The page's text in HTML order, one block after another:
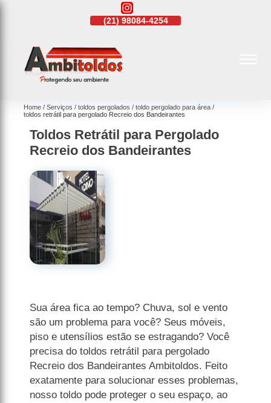
(21)98084-4254
Home Serviços toldos pergolados
toldo pergolado para área
toldos retrátil para pergolado Recreio dos Bandeirantes
Toldos Retrátil para Pergolado
Recreio dos Bandeirantes
Sua área fica ao tempo? Chuva, sol e vento
são um problema para você? Seus móveis,
piso e utensílios estão se estragando? Você
precisa do toldos retrátil para pergolado
Recreio dos Bandeirantes Ambitoldos. Feito
exatamente para solucionar esses problemas,
nosso toldo pode proteger o seu espaço, ao